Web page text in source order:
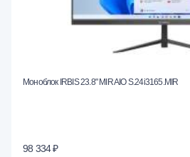
Моноблок IRBIS 23.8" MIR AIO S.24i3165.MIR
98 334 ₽